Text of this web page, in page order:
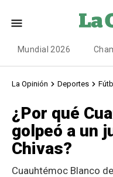
Mundial 2026
La Opinión Deportes
¿Por qué
golpeó a un
Chivas?
Cuauhtémoc Blanco